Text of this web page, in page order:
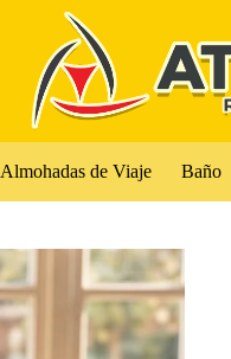
Almohadas de Viaje Baño